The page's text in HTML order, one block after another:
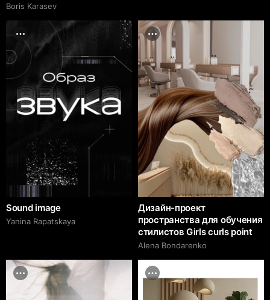
Boris Karasev
Sound image
Yanina Rapatskaya
Дизайн-проект
пространства для обучения
стилистов Girls curls point
Alena Bondarenko